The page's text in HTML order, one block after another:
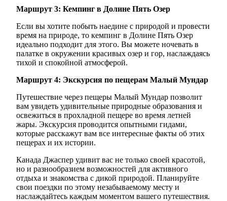
Маршрут 3: Кемпинг в Долине Пять Озер
Если вы хотите побыть наедине с природой и провести
время на природе, то кемпинг в Долине Пять Озер
идеально подходит для этого. Вы можете ночевать в
палатке в окружении красивых озер и гор, наслаждаясь
тихой и спокойной атмосферой.
Маршрут 4: Экскурсия по пещерам Малый Мундар
Путешествие через пещеры Малый Мундар позволит
вам увидеть удивительные природные образования и
освежиться в прохладной пещере во время летней
жары. Экскурсия проводится опытными гидами,
которые расскажут вам все интересные факты об этих
пещерах и их истории.
Канада Джаспер удивит вас не только своей красотой,
но и разнообразием возможностей для активного
отдыха и знакомства с дикой природой. Планируйте
свои поездки по этому незабываемому месту и
наслаждайтесь каждым моментом вашего путешествия.